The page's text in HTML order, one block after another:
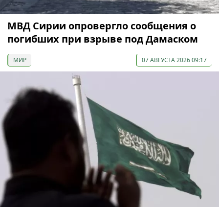
МВД Сирии опровергло сообщения о
погибших при взрыве под Дамаском
МИР 07 АВГУСТА 2026 09:17